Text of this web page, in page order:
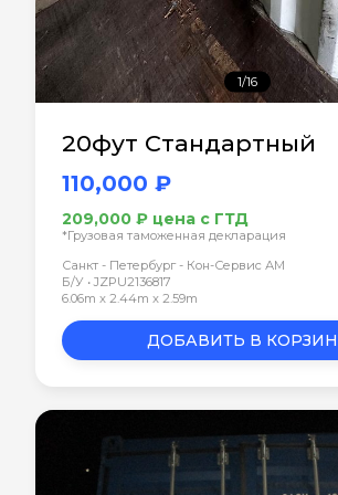
1/16
20фут Стандартный
110,000 ₽
209,000 ₽ цена с ГТД
*Грузовая таможенная декларация
Санкт - Петербург - Кон-Сервис АМ
Б/У • JZPU2136817
6.06m x 2.44m x 2.59m
ДОБАВИТЬ В